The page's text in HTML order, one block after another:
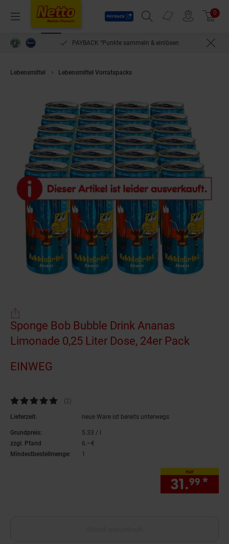
Menü
Payback
Suchfeld einblenden
Prospekte 0
PAYBACK °Punkte sammeln & einlösen
Lebensmittel Lebensmittel Vorratspacks
Einwegartikel
Sponge Bob Bubble Drink Ananas
Limonade 0,25 Liter Dose, 24er Pack
EINWEG
Kundenbewertung: 5 von 5 Sternen
(2Kundenbewertungen
)
Lieferzeit: neue Ware ist bereits unterwegs
Grundpreis: 5.33 / l
zzgl. Pfand
6.–€
Mindestbestellmenge:
1
nur
31.99 *